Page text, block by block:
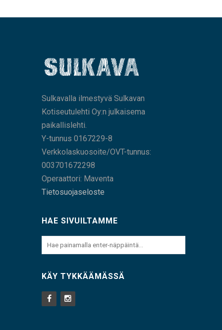
Sulkavalla ilmestyvä Sulkavan
Kotiseutulehti Oy:n julkaisema
paikallislehti.
Y-tunnus 0167229-8
Verkkolaskuosoite/OVT-tunnus:
003701672298
Operaattori: Maventa
Tietosuojaseloste
HAE SIVUILTAMME
KÄY TYKKÄÄMÄSSÄ